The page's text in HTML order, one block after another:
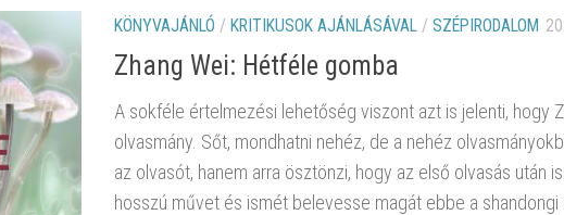
KÖNYVAJÁNLÓ / KRITIKUSOK AJÁNLÁSÁVAL / SZÉPIRODALOM
Zhang Wei: Hétféle gomba
A sokféle értelmezési lehetőség viszont azt is jelenti, hogy
olvasmány. Sőt, mondhatni nehéz, de a nehéz
az olvasót, hanem arra ösztönzi, hogy az első olvasás után
hosszú művet és ismét belevesse magát ebbe a